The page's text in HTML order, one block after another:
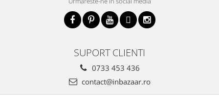
SUPORT CLIENTI
0733 453 436
contact@inbazaar.ro